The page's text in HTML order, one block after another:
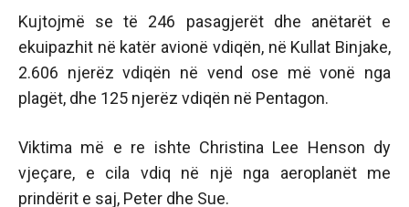
Kujtojmë se të 246 pasagjerët dhe anëtarët e
ekuipazhit në katër avionë vdiqën, në Kullat Binjake,
2.606 njerëz vdiqën në vend ose më vonë nga
plagët, dhe 125 njerëz vdiqën në Pentagon.
Viktima më e re ishte Christina Lee Henson dy
vjeçare, e cila vdiq në një nga aeroplanët me
prindërit e saj, Peter dhe Sue.